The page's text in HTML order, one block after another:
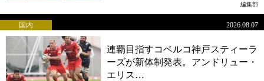
編集部
連覇目指すコベルコ神戸スティーラ
ーズが新体制発表。アンドリュー・
エリス…
国内 2026.08.07